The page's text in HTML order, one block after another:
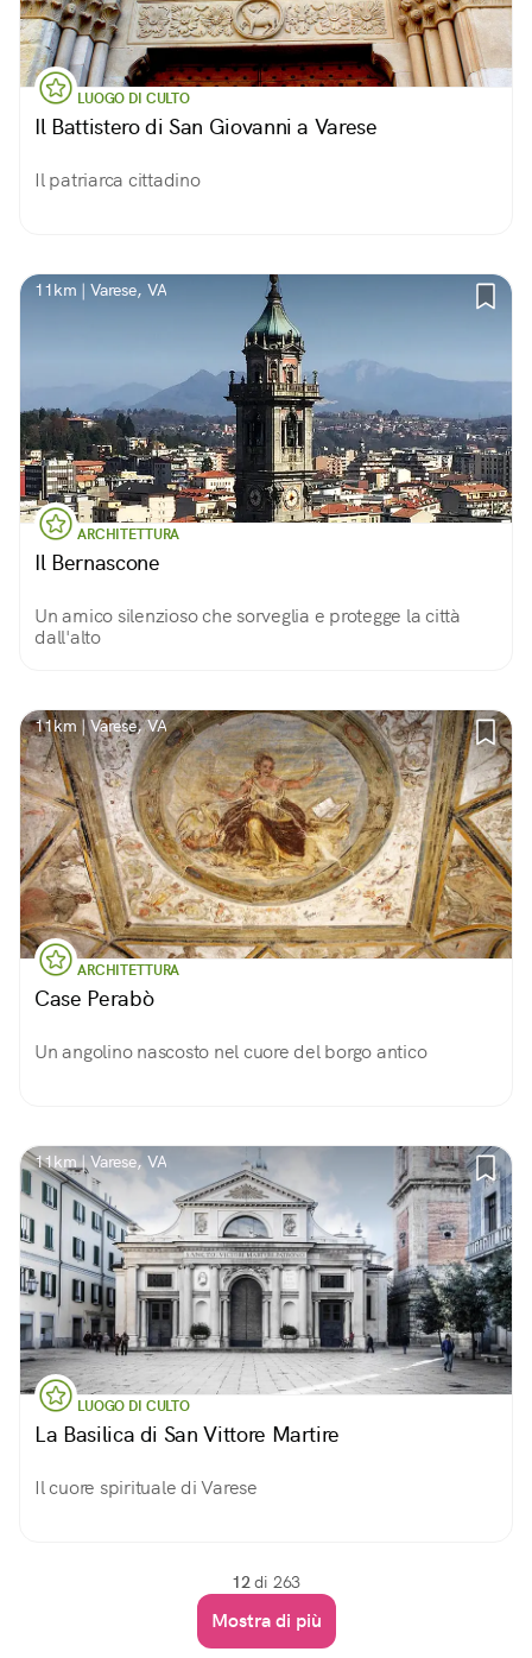
LUOGO DI CULTO
Il Battistero di San Giovanni a Varese
Il patriarca cittadino
11km | Varese, VA
ARCHITETTURA
Il Bernascone
Un amico silenzioso che sorveglia e protegge la città
dall'alto
11km | Varese, VA
ARCHITETTURA
Case Perabò
Un angolino nascosto nel cuore del borgo antico
11km | Varese, VA
LUOGO DI CULTO
La Basilica di San Vittore Martire
Il cuore spirituale di Varese
12di 263
Mostra di più